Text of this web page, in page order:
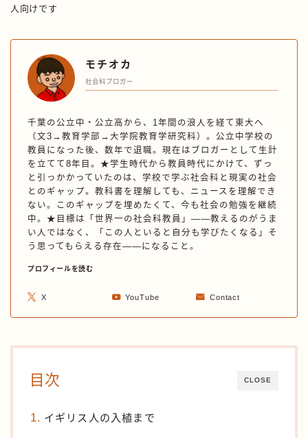
人向けです
モチオカ
社会科ブロガー
千葉の公立中・公立高から、1年間の浪人を経て東大へ
（文3→教育学部→大学院教育学研究科）。公立中学校の
教員になった後、数年で退職。現在はブロガーとして生計
を立てて8年目。★学生時代から教員時代にかけて、ずっ
と引っかかっていたのは、学校で学ぶ社会科と現実の社会
とのギャップ。教科書を理解しても、ニュースを理解でき
ない。このギャップを埋めたくて、今も社会の勉強を継続
中。★目標は「世界一の社会科教員」——教えるのがうま
い人ではなく、「この人といると自分も学びたくなる」そ
う思ってもらえる存在——になること。
プロフィールを読む
X YouTube Contact
CLOSE
目次
イギリス人の入植まで